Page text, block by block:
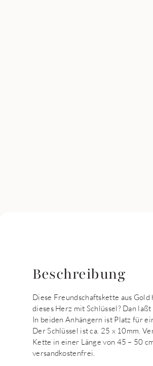
Beschreibung
Diese Freundschaftskette aus Gold
dieses Herz mit Schlüssel? Dan
In beiden Anhängern ist Platz für
Der Schlüssel ist ca. 25 x 10mm.
Kette in einer Länge von 45 – 50
versandkostenfrei.